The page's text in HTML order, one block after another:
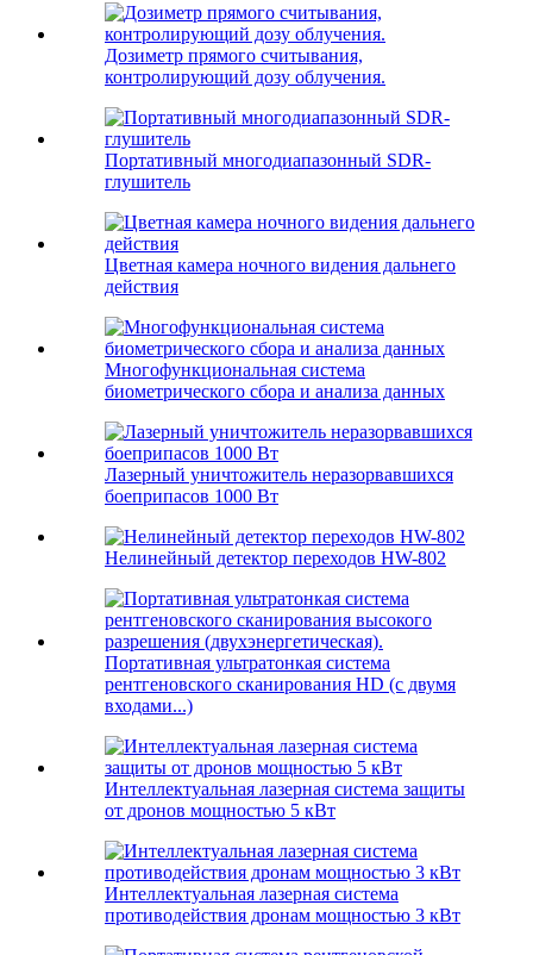
Дозиметр прямого считывания,
контролирующий дозу облучения.
Портативный многодиапазонный SDR-
глушитель
Цветная камера ночного видения дальнего
действия
Многофункциональная система
биометрического сбора и анализа данных
Лазерный уничтожитель неразорвавшихся
боеприпасов 1000 Вт
Нелинейный детектор переходов HW-802
Портативная ультратонкая система
рентгеновского сканирования HD (с двумя
входами...)
Интеллектуальная лазерная система защиты
от дронов мощностью 5 кВт
Интеллектуальная лазерная система
противодействия дронам мощностью 3 кВт